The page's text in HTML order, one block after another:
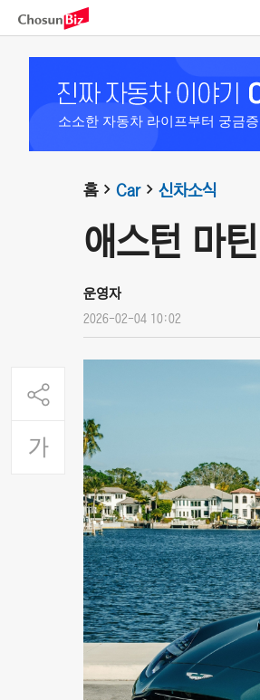
소소한 자동차 라이프부터 궁금
홈 Car 신차소식
애스턴 마
운영자
2026-02-04 10:02